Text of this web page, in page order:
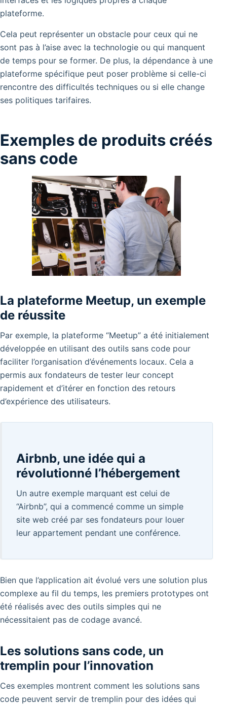
plateforme.
Cela peut représenter un obstacle pour ceux qui ne
sont pas à l’aise avec la technologie ou qui manquent
de temps pour se former. De plus, la dépendance à une
plateforme spécifique peut poser problème si celle-ci
rencontre des difficultés techniques ou si elle change
ses politiques tarifaires.
Exemples de produits créés
sans code
La plateforme Meetup, un exemple
de réussite
Par exemple, la plateforme “Meetup” a été initialement
développée en utilisant des outils sans code pour
faciliter l’organisation d’événements locaux. Cela a
permis aux fondateurs de tester leur concept
rapidement et d’itérer en fonction des retours
d’expérience des utilisateurs.
Airbnb, une idée qui a
révolutionné l’hébergement
Un autre exemple marquant est celui de
“Airbnb”, qui a commencé comme un simple
site web créé par ses fondateurs pour louer
leur appartement pendant une conférence.
Bien que l’application ait évolué vers une solution plus
complexe au fil du temps, les premiers prototypes ont
été réalisés avec des outils simples qui ne
nécessitaient pas de codage avancé.
Les solutions sans code, un
tremplin pour l’innovation
Ces exemples montrent comment les solutions sans
code peuvent servir de tremplin pour des idées qui